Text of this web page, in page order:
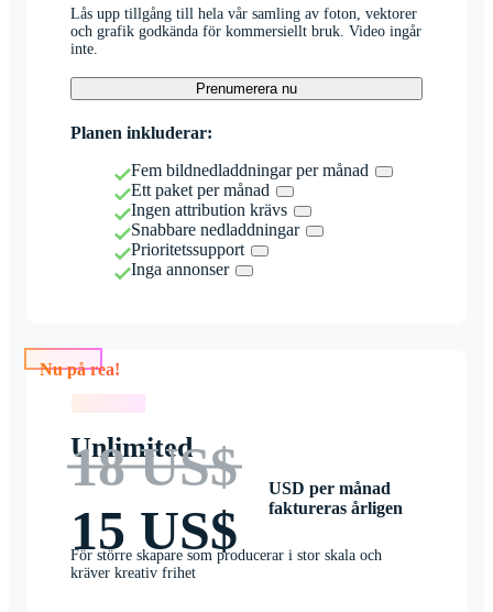
Lås upp tillgång till hela vår samling av foton, vektorer
och grafik godkända för kommersiellt bruk. Video ingår
inte.
Prenumerera nu
Planen inkluderar:
Fem bildnedladdningar per månad
Ett paket per månad
Ingen attribution krävs
Snabbare nedladdningar
Prioritetssupport
Inga annonser
Nu på rea!
Unlimited
18 US$
15 US$
USD per månad
faktureras årligen
För större skapare som producerar i stor skala och
kräver kreativ frihet